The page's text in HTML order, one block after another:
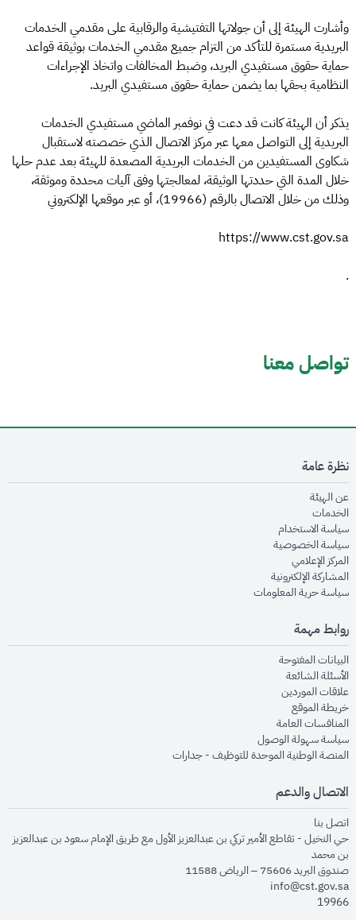
وأشارت الهيئة إلى أن جولاتها التفتيشية والرقابية على مقدمي الخدمات
البريدية مستمرة للتأكد من التزام جميع مقدمي الخدمات بوثيقة قواعد
حماية حقوق مستفيدي البريد، وضبط المخالفات واتخاذ الإجراءات
النظامية بحقها بما يضمن حماية حقوق مستفيدي البريد.
يذكر أن الهيئة كانت قد دعت في نوفمبر الماضي مستفيدي الخدمات
البريدية إلى التواصل معها عبر مركز الاتصال الذي خصصته لاستقبال
شكاوى المستفيدين من الخدمات البريدية المصعدة للهيئة بعد عدم حلها
خلال المدة التي حددتها الوثيقة، لمعالجتها وفق آليات محددة وموثقة،
وذلك من خلال الاتصال بالرقم (19966)، أو عبر موقعها الإلكتروني
https://www.cst.gov.sa
.
تواصل معنا
نظرة عامة
عن الهيئةopens in new window
الخدماتopens in new window
سياسة الاستخدام
سياسة الخصوصيةopens in new window
المركز الإعلاميopens in new window
المشاركة الإلكترونيةopens in new window
سياسة حرية المعلوماتopens in new window
روابط مهمة
البيانات المفتوحةopens in new window
الأسئلة الشائعةopens in new window
علاقات الموردينopens in new window
خريطة الموقعopens in new window
المنافسات العامةopens in new window
سياسة سهولة الوصولopens in new window
المنصة الوطنية الموحدة للتوظيف - جداراتopens in new window
الاتصال والدعم
اتصل بنا
حي النخيل - تقاطع الأمير تركي بن عبدالعزيز الأول مع طريق الإمام سعود بن عبدالعزيز
بن محمد
صندوق البريد 75606 – الرياض 11588
info@cst.gov.sa
19966